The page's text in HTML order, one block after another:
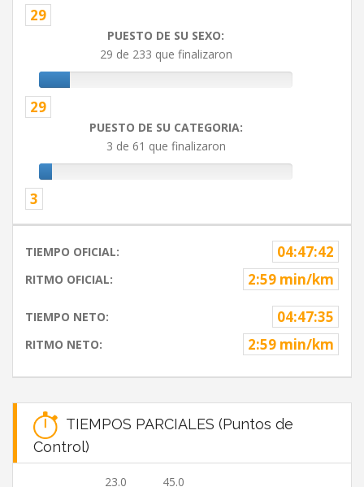
29
PUESTO DE SU SEXO:
29 de 233 que finalizaron
29
PUESTO DE SU CATEGORIA:
3 de 61 que finalizaron
3
TIEMPO OFICIAL: 04:47:42
RITMO OFICIAL: 2:59 min/km
TIEMPO NETO: 04:47:35
RITMO NETO: 2:59 min/km
TIEMPOS PARCIALES (Puntos de
Control)
23.0 45.0